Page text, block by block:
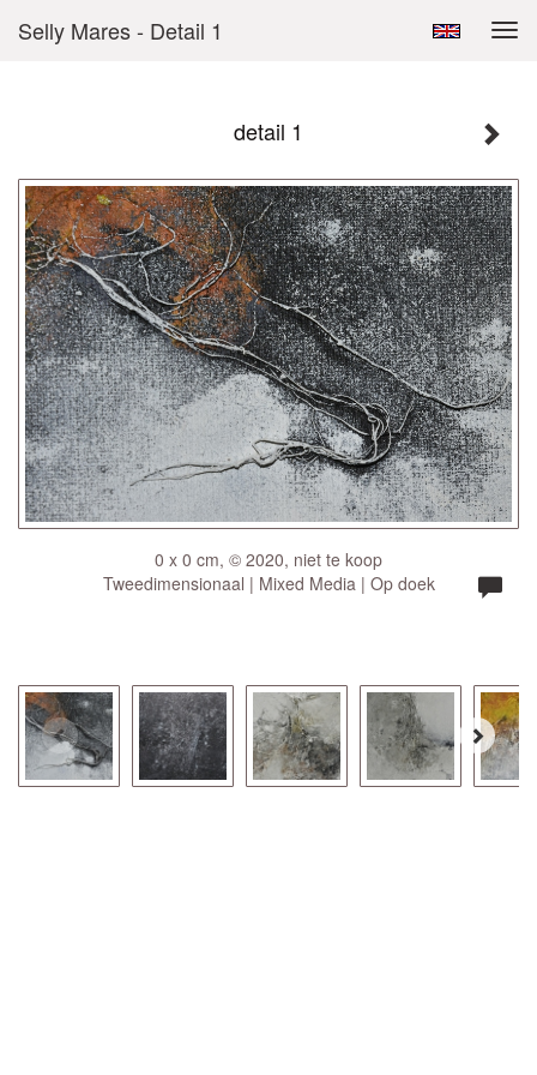
Selly Mares - Detail 1
detail 1
0 x 0 cm, © 2020, niet te koop
Tweedimensionaal | Mixed Media | Op doek